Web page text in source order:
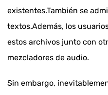
existentes.También se
textos.Además, los
estos archivos junto con
mezcladores de audio.
Sin embargo,